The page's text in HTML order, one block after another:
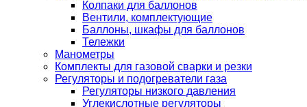
Колпаки для баллонов
Вентили, комплектующие
Баллоны, шкафы для баллонов
Тележки
Манометры
Комплекты для газовой сварки и резки
Регуляторы и подогреватели газа
Регуляторы низкого давления
Углекислотные регуляторы